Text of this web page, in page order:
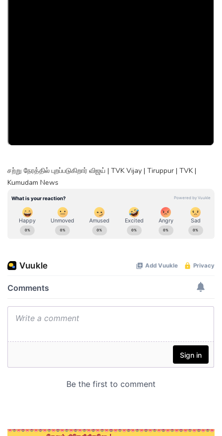
சற்று நேரத்தில் புறப்படுகிறார் விஜய் | TVK Vijay | Tiruppur | TVK |
Kumudam News